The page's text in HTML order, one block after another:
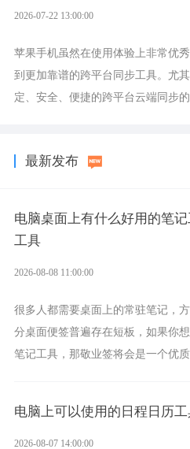
2026-07-22 13:00:00
苹果手机虽然在使用体验上非常优
到更加靠谱的跨平台同步工具。尤
定、安全、便捷的跨平台云端同步
最新发布
电脑桌面上有什么好用的笔
工具
2026-08-08 11:00:00
很多人都需要桌面上的常驻笔记，
分桌面便签普遍存在短板，如果你
笔记工具，那敬业签将会是一个优
电脑上可以使用的日程日历
2026-08-07 14:00:00